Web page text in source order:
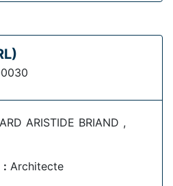
ARISTIDE BRIAND ,
: Architecte